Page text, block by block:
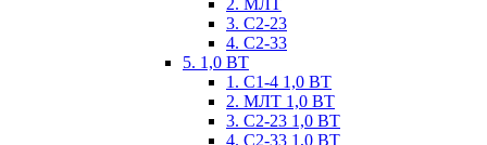
2. МЛТ
3. С2-23
4. С2-33
5. 1,0 ВТ
1. С1-4 1,0 ВТ
2. МЛТ 1,0 ВТ
3. С2-23 1,0 ВТ
4. С2-33 1,0 ВТ